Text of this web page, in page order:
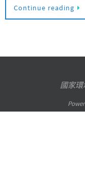
Continue reading
國家